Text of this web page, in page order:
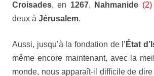
Croisades, en 1267, Nahmanide (2)
deux à Jérusalem.
Aussi, jusqu’à la fondation de l’ État
même encore maintenant, avec la
monde, nous apparaît-il difficile de